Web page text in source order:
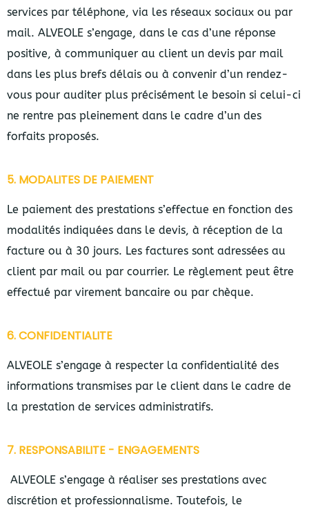
services par téléphone, via les réseaux sociaux ou par
mail. ALVEOLE s’engage, dans le cas d’une réponse
positive, à communiquer au client un devis par mail
dans les plus brefs délais ou à convenir d’un rendez-
vous pour auditer plus précisément le besoin si celui-ci
ne rentre pas pleinement dans le cadre d’un des
forfaits proposés.
5. MODALITES DE PAIEMENT
Le paiement des prestations s’effectue en fonction des
modalités indiquées dans le devis, à réception de la
facture ou à 30 jours. Les factures sont adressées au
client par mail ou par courrier. Le règlement peut être
effectué par virement bancaire ou par chèque.
6. CONFIDENTIALITE
ALVEOLE s’engage à respecter la confidentialité des
informations transmises par le client dans le cadre de
la prestation de services administratifs.
7. RESPONSABILITE - ENGAGEMENTS
ALVEOLE s’engage à réaliser ses prestations avec
discrétion et professionnalisme. Toutefois, le